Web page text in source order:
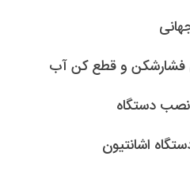
فشارشکن و قطع کن آب
نصب دستگاه